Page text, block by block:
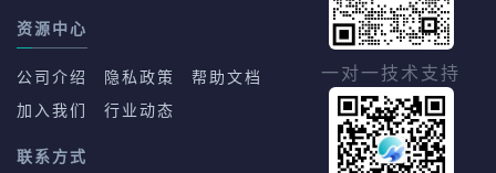
资源中心
公司介绍 隐私政策
帮助文档
加入我们
行业动态
联系方式
一对一技术支持